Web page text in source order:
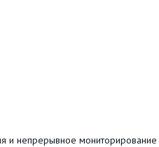
непрерывное мониторирование